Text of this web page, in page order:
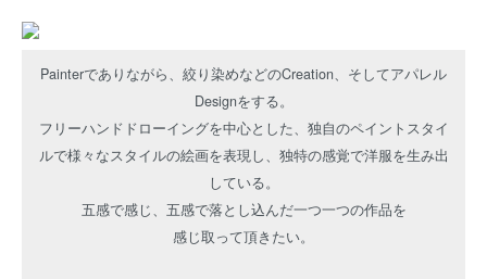
Painterでありながら、絞り染めなどのCreation、そしてアパレル
Designをする。
フリーハンドドローイングを中心とした、独自のペイントスタイ
ルで様々なスタイルの絵画を表現し、独特の感覚で洋服を生み出
している。
五感で感じ、五感で落とし込んだ一つ一つの作品を
感じ取って頂きたい。